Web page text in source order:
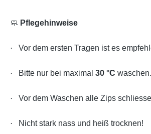
🧼 Pflegehinweise
· Vor dem ersten Tragen ist es
· Bitte nur bei maximal 30 °C waschen.
· Vor dem Waschen alle Zips
· Nicht stark nass und heiß trocknen!